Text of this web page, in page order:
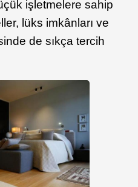
işletmelere sahip
lüks imkânları ve
de sıkça tercih